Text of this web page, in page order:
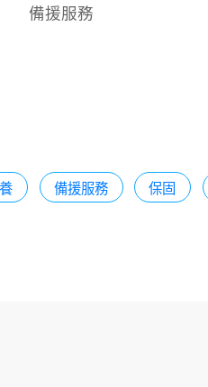
備援服務
備援服務 保固